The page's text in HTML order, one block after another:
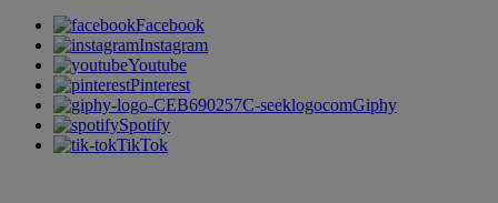
Facebook
Instagram
Youtube
Pinterest
Giphy
Spotify
TikTok